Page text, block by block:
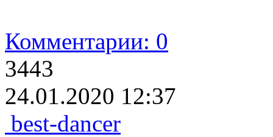
Комментарии: 0
3443
24.01.2020 12:37
best-dancer